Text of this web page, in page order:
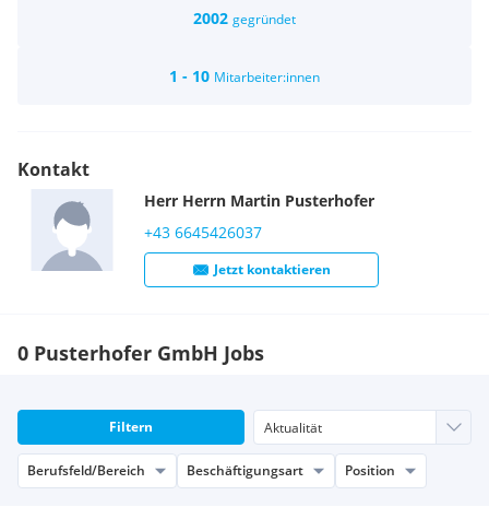
2002 gegründet
1 - 10 Mitarbeiter:innen
Kontakt
Herr Herrn Martin Pusterhofer
+43 6645426037
Jetzt kontaktieren
0 Pusterhofer GmbH Jobs
Filtern
Berufsfeld/Bereich Beschäftigungsart Position